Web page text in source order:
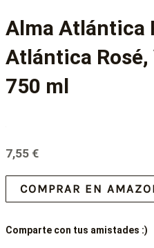
Alma Atlántica
Atlántica Rosé,
750 ml
7,55 €
COMPRAR EN
Comparte con tus amistades :)